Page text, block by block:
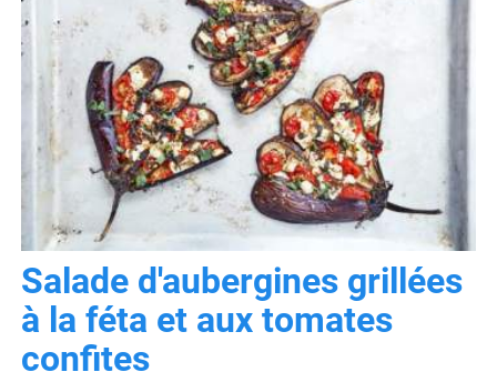
Salade d'aubergines grillées
à la féta et aux tomates
confites